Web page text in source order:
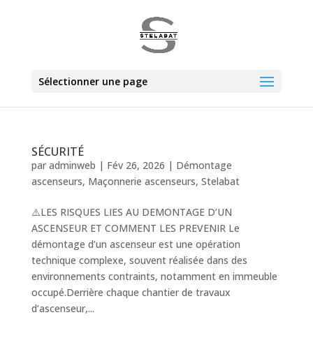
Sélectionner une page
SÉCURITÉ
par adminweb | Fév 26, 2026 | Démontage
ascenseurs, Maçonnerie ascenseurs, Stelabat
⚠️LES RISQUES LIES AU DEMONTAGE D’UN
ASCENSEUR ET COMMENT LES PREVENIR Le
démontage d’un ascenseur est une opération
technique complexe, souvent réalisée dans des
environnements contraints, notamment en immeuble
occupé.Derrière chaque chantier de travaux
d’ascenseur,...